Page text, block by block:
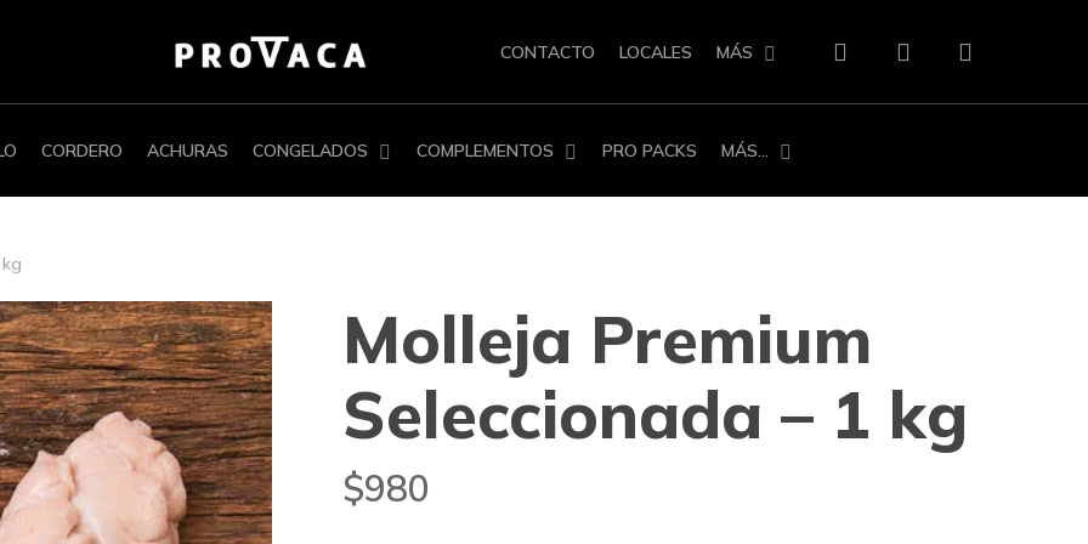
CONTACTO LOCALES MÁS
CORDERO ACHURAS CONGELADOS COMPLEMENTOS PRO PACKS MÁS…
Molleja Premium
Seleccionada – 1 kg
$980